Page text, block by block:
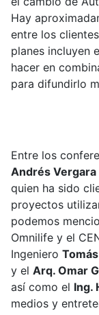
Hay
entre los
planes incluyen
hacer en
para difundirlo
Entre los
Andrés Vergara
quien ha sido
proyectos
podemos
Omnilife y el
Ingeniero
y el Arq. Omar
así como el Ing.
medios y